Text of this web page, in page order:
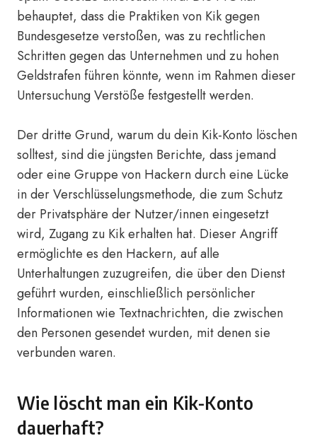
behauptet, dass die Praktiken von Kik gegen
Bundesgesetze verstoßen, was zu rechtlichen
Schritten gegen das Unternehmen und zu hohen
Geldstrafen führen könnte, wenn im Rahmen dieser
Untersuchung Verstöße festgestellt werden.
Der dritte Grund, warum du dein Kik-Konto löschen
solltest, sind die jüngsten Berichte, dass jemand
oder eine Gruppe von Hackern durch eine Lücke
in der Verschlüsselungsmethode, die zum Schutz
der Privatsphäre der Nutzer/innen eingesetzt
wird, Zugang zu Kik erhalten hat. Dieser Angriff
ermöglichte es den Hackern, auf alle
Unterhaltungen zuzugreifen, die über den Dienst
geführt wurden, einschließlich persönlicher
Informationen wie Textnachrichten, die zwischen
den Personen gesendet wurden, mit denen sie
verbunden waren.
Wie löscht man ein Kik-Konto
dauerhaft?